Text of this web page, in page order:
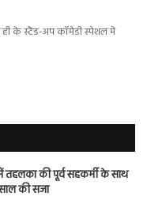
ही के स्टैंड-अप कॉमेडी स्पेशल में
की पूर्व सहकर्मी के साथ
की सजा